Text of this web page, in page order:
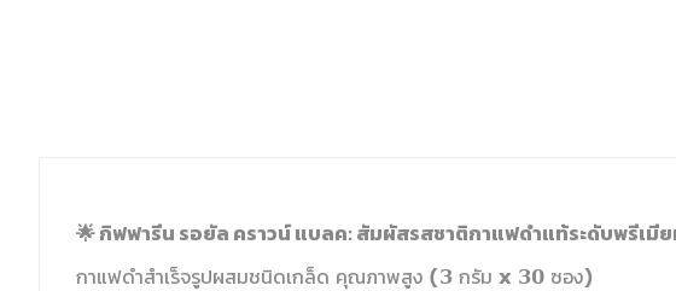
🌟 กิฟฟารีน รอยัล คราวน์ แบลค: สัมผัสรสชาติกาแฟดำแท้ระดับพรีเมีย
กาแฟดำสำเร็จรูปผสมชนิดเกล็ด คุณภาพสูง (3 กรัม x 30 ซอง)